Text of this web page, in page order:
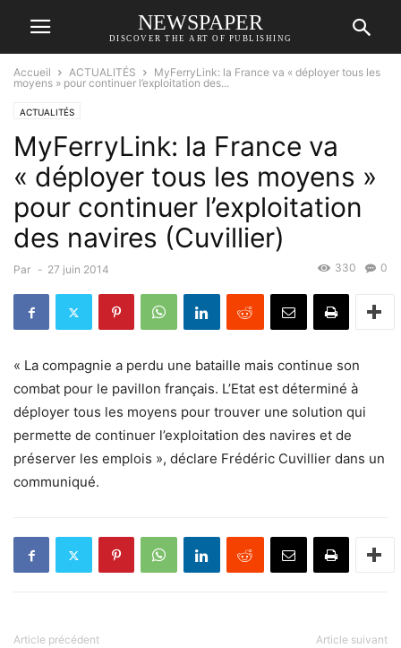
NEWSPAPER
DISCOVER THE ART OF PUBLISHING
Accueil ACTUALITÉS
MyFerryLink: la France va « déployer tous les
moyens » pour continuer l’exploitation des...
ACTUALITÉS
MyFerryLink: la France va
« déployer tous les moyens »
pour continuer l’exploitation
des navires (Cuvillier)
Par - 27 juin 2014 0
330
« La compagnie a perdu une bataille mais continue son
combat pour le pavillon français. L’Etat est déterminé à
déployer tous les moyens pour trouver une solution qui
permette de continuer l’exploitation des navires et de
préserver les emplois », déclare Frédéric Cuvillier dans un
communiqué.
Article précédent Article suivant